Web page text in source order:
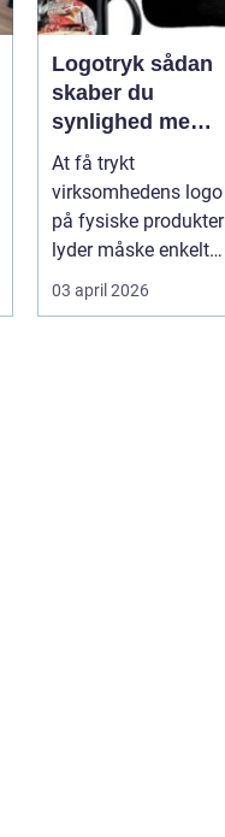
Logotryk sådan
skaber du
synlighed med
simple midler
At få trykt
virksomhedens logo
på fysiske produkter
lyder måske enkelt.
Men gjort rigtigt kan
logotr...
03 april 2026